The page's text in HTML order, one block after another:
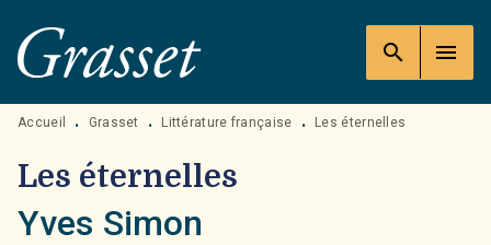
MENU RECHERCHE
PIED DE PAGE
search menu
Accueil • Grasset • Littérature française • Les éternelles
Les éternelles
Yves Simon